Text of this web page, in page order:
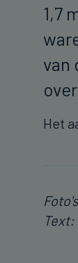
1,7
van
Het